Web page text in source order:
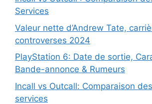
Services
Valeur nette d’Andrew Tate,
controverses 2024
PlayStation 6: Date de sortie,
Bande-annonce & Rumeurs
Incall vs Outcall: Comparaison
services